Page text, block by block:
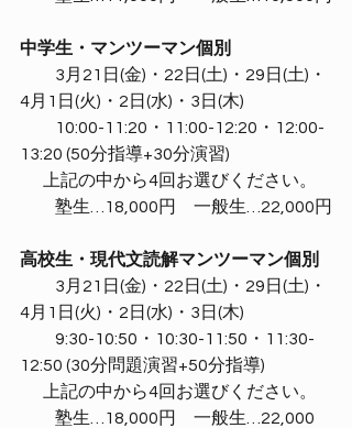
中学生・マンツーマン個別
3月21日(金)・22日(土)・29日(土)・
4月1日(火)・2日(水)・3日(木)
10:00-11:20・11:00-12:20・12:00-
13:20 (50分指導+30分演習)
       上記の中から4回お選びください。
塾生…18,000円　一般生…22,000円
高校生・現代文読解マンツーマン個別
3月21日(金)・22日(土)・29日(土)・
4月1日(火)・2日(水)・3日(木)
9:30-10:50・10:30-11:50・11:30-
12:50 (30分問題演習+50分指導)
上記の中から4回お選びください。
塾生…18,000円　一般生…22,000